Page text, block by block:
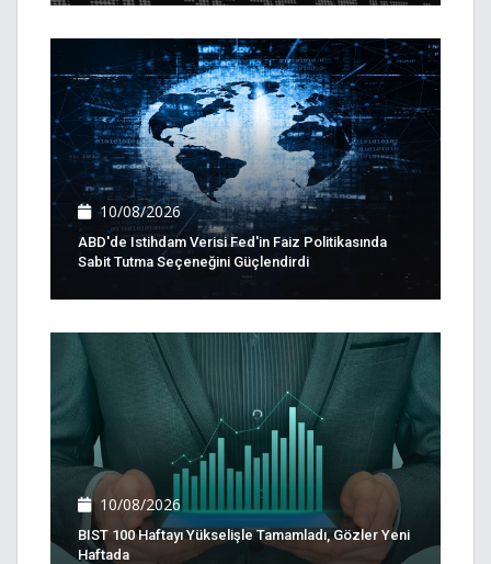
10/08/2026
ABD'de Istihdam Verisi Fed'in Faiz Politikasında
Sabit Tutma Seçeneğini Güçlendirdi
10/08/2026
BIST 100 Haftayı Yükselişle Tamamladı, Gözler Yeni
Haftada